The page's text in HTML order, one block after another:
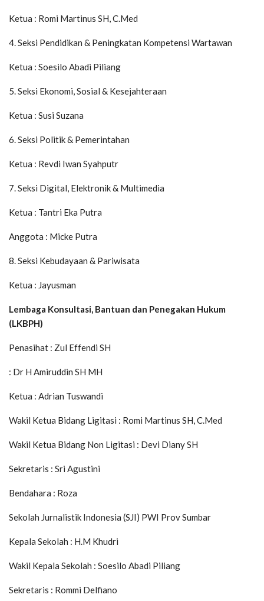
Ketua : Romi Martinus SH, C.Med
4. Seksi Pendidikan & Peningkatan Kompetensi Wartawan
Ketua : Soesilo Abadi Piliang
5. Seksi Ekonomi, Sosial & Kesejahteraan
Ketua : Susi Suzana
6. Seksi Politik & Pemerintahan
Ketua : Revdi Iwan Syahputr
7. Seksi Digital, Elektronik & Multimedia
Ketua : Tantri Eka Putra
Anggota : Micke Putra
8. Seksi Kebudayaan & Pariwisata
Ketua : Jayusman
Lembaga Konsultasi, Bantuan dan Penegakan Hukum
(LKBPH)
Penasihat : Zul Effendi SH
: Dr H Amiruddin SH MH
Ketua : Adrian Tuswandi
Wakil Ketua Bidang Ligitasi : Romi Martinus SH, C.Med
Wakil Ketua Bidang Non Ligitasi : Devi Diany SH
Sekretaris : Sri Agustini
Bendahara : Roza
Sekolah Jurnalistik Indonesia (SJI) PWI Prov Sumbar
Kepala Sekolah : H.M Khudri
Wakil Kepala Sekolah : Soesilo Abadi Piliang
Sekretaris : Rommi Delfiano